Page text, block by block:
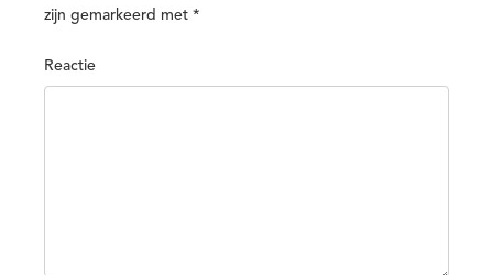
zijn gemarkeerd met *
Reactie